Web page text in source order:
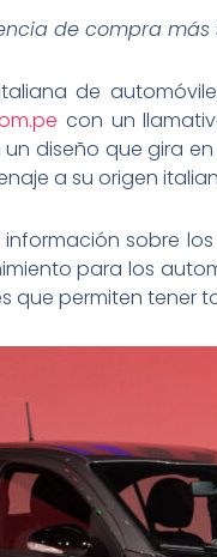
de compra
de
con un
diseño que gira
a su origen
sobre
para los
que permiten tener